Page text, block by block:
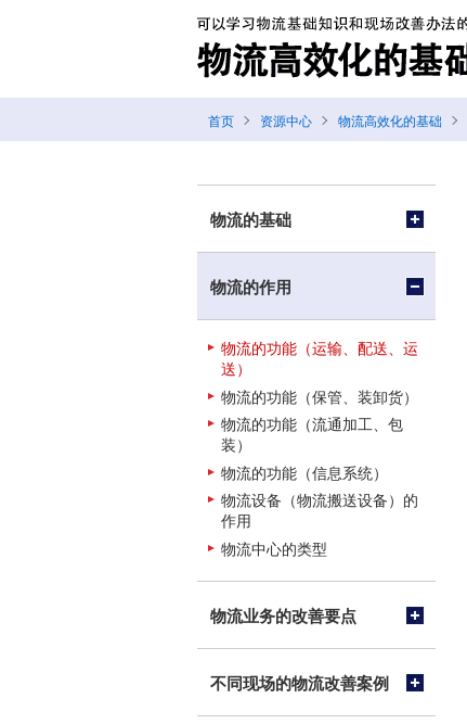
首页 资源中心 物流高效化的基础
物流的基础
物流的作用
物流的功能（运输、配送、运
送）
物流的功能（保管、装卸货）
物流的功能（流通加工、包
装）
物流的功能（信息系统）
物流设备（物流搬送设备）的
作用
物流中心的类型
物流业务的改善要点
不同现场的物流改善案例